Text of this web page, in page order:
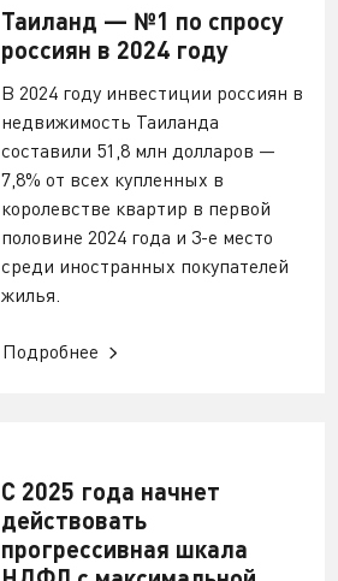
Таиланд — №1 по спросу
россиян в 2024 году
В 2024 году инвестиции россиян в
недвижимость Таиланда
составили 51,8 млн долларов —
7,8% от всех купленных в
королевстве квартир в первой
половине 2024 года и 3-е место
среди иностранных покупателей
жилья.
Подробнее
С 2025 года начнет
действовать
прогрессивная шкала